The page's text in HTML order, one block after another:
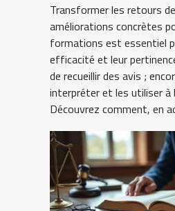
Transformer les retours
améliorations concrètes
formations est essentiel
efficacité et leur
de recueillir des avis ;
interpréter et les utiliser à
Découvrez comment, en